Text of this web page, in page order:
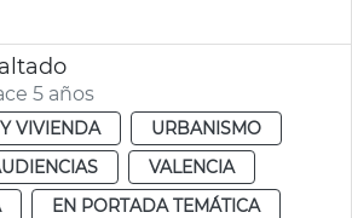
5 años
VIVIENDA
URBANISMO
VALENCIA
EN PORTADA TEMÁTICA